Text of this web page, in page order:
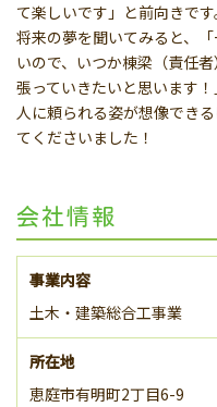
て楽しいです」と前向きです
将来の夢を聞いてみると、
いので、いつか棟梁（責任
張っていきたいと思います
人に頼られる姿が想像でき
てくださいました！
会社情報
事業内容
土木・建築総合工事業
所在地
恵庭市有明町2丁目6-9